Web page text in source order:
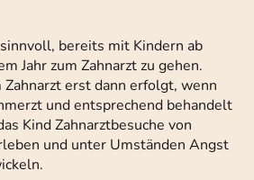
bereits mit Kindern ab
Jahr zum Zahnarzt zu gehen.
Zahnarzt erst dann erfolgt, wenn
und entsprechend behandelt
Kind Zahnarztbesuche von
und unter Umständen Angst